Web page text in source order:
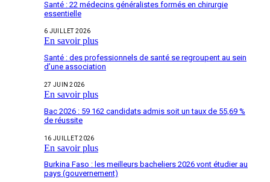
Santé : 22 médecins généralistes formés en chirurgie
essentielle
6 JUILLET 2026
En savoir plus
Santé : des professionnels de santé se regroupent au sein
d’une association
27 JUIN 2026
En savoir plus
Bac 2026 : 59 162 candidats admis soit un taux de 55,69 %
de réussite
16 JUILLET 2026
En savoir plus
Burkina Faso : les meilleurs bacheliers 2026 vont étudier au
pays (gouvernement)